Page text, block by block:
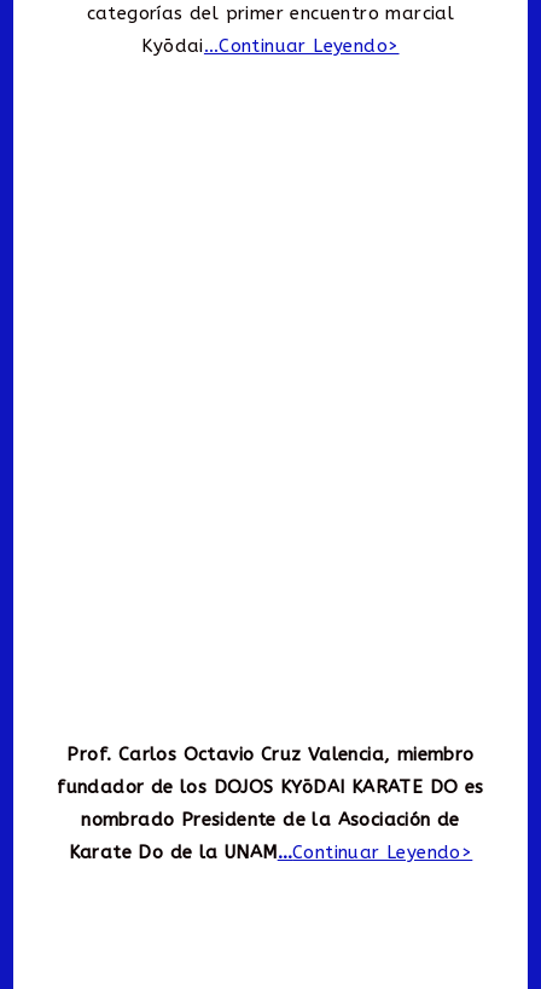
categorías del primer encuentro marcial
Kyōdai…Continuar Leyendo>
Prof. Carlos Octavio Cruz Valencia, miembro
fundador de los DOJOS KYōDAI KARATE DO es
nombrado Presidente de la Asociación de
Karate Do de la UNAM…Continuar Leyendo>